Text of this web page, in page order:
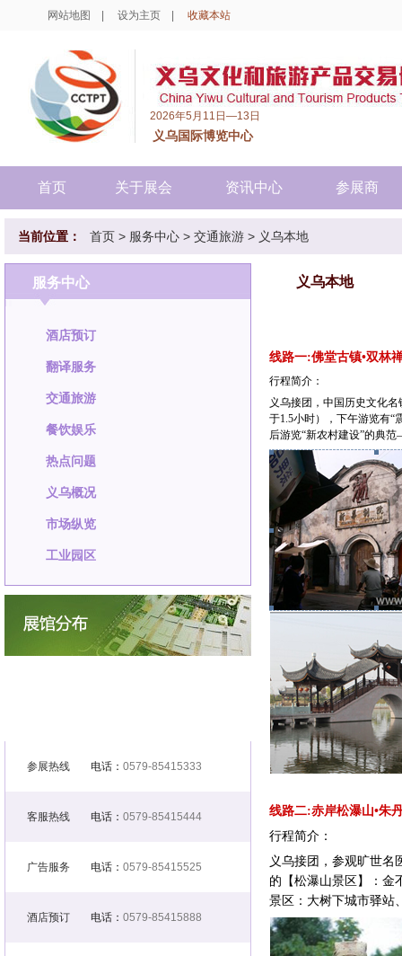
网站地图 设为主页 收藏本站
2026年5月11日—13日
义乌国际博览中心
首页 关于展会 资讯中心 参展商
当前位置： 首页 > 服务中心 > 交通旅游 > 义乌本地
服务中心
酒店预订
翻译服务
交通旅游
餐饮娱乐
热点问题
义乌概况
市场纵览
工业园区
参展热线 电话： 0579-85415333
客服热线 电话： 0579-85415444
广告服务 电话： 0579-85415525
酒店预订 电话： 0579-85415888
义乌本地
线路一:佛堂古镇•双林
行程简介：
义乌接团，中国历史文化
于1.5小时），下午游览有“
后游览“新农村建设”的典
线路二:赤岸松瀑山•朱
行程简介：
义乌接团，参观旷世名
的【松瀑山景区】：金
景区：大树下城市驿